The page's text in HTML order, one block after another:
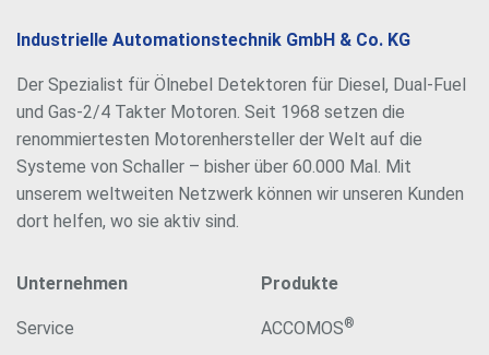
Industrielle Automationstechnik GmbH & Co. KG
Der Spezialist für Ölnebel Detektoren für Diesel, Dual-Fuel
und Gas-2/4 Takter Motoren. Seit 1968 setzen die
renommiertesten Motorenhersteller der Welt auf die
Systeme von Schaller – bisher über 60.000 Mal. Mit
unserem weltweiten Netzwerk können wir unseren Kunden
dort helfen, wo sie aktiv sind.
Unternehmen
Service
Produkte
ACCOMOS®